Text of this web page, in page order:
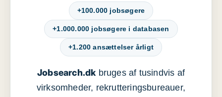
+100.000 jobsøgere
+1.000.000 jobsøgere i databasen
+1.200 ansættelser årligt
Jobsearch.dkbruges af tusindvis af
virksomheder, rekrutteringsbureauer,